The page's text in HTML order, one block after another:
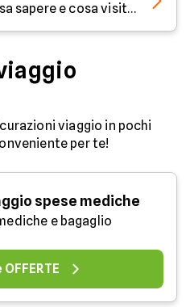
Viaggio in Marocco: cosa sapere e cosa visitare
viaggio in pochi
per te!
spese mediche
e bagaglio